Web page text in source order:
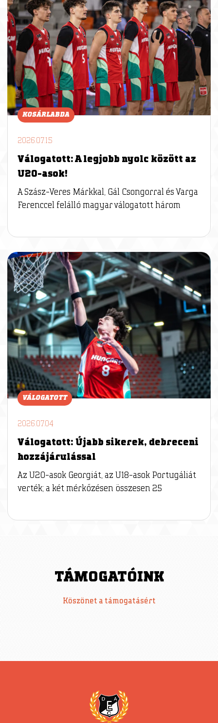
KOSÁRLABDA
2026.07.15
Válogatott: A legjobb nyolc között az
U20-asok!
A Szász-Veres Márkkal, Gál Csongorral és Varga
Ferenccel felálló magyar válogatott három
VÁLOGATOTT
2026.07.04
Válogatott: Újabb sikerek, debreceni
hozzájárulással
Az U20-asok Georgiát, az U18-asok Portugáliát
verték; a két mérkőzésen összesen 25
TÁMOGATÓINK
Köszönet a támogatásért